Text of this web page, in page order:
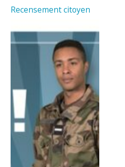
Recensement citoyen